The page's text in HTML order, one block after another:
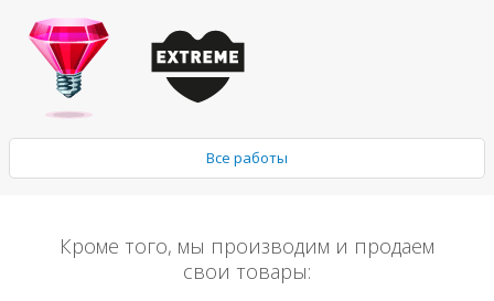
Все работы
Кроме того, мы производим и продаем
свои товары: